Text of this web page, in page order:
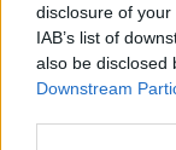
disclosure of
IAB’s list of
also be disclosed
Downstream